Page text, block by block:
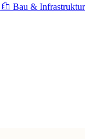
Bau & Infrastruktur